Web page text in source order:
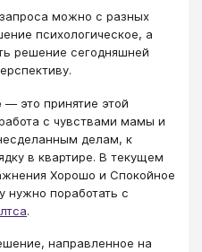
можно с разных
психологическое, а
решение сегодняшней
― это принятие этой
с чувствами мамы и
делам, к
в квартире. В текущем
Хорошо и Спокойное
нужно поработать с
.
направленное на